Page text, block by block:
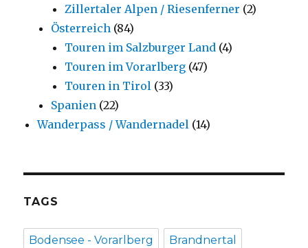
Zillertaler Alpen / Riesenferner (2)
Österreich (84)
Touren im Salzburger Land (4)
Touren im Vorarlberg (47)
Touren in Tirol (33)
Spanien (22)
Wanderpass / Wandernadel (14)
TAGS
Bodensee - Vorarlberg Brandnertal